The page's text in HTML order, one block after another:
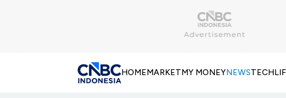
HOMEMARKETMY MONEYNEWSTECH